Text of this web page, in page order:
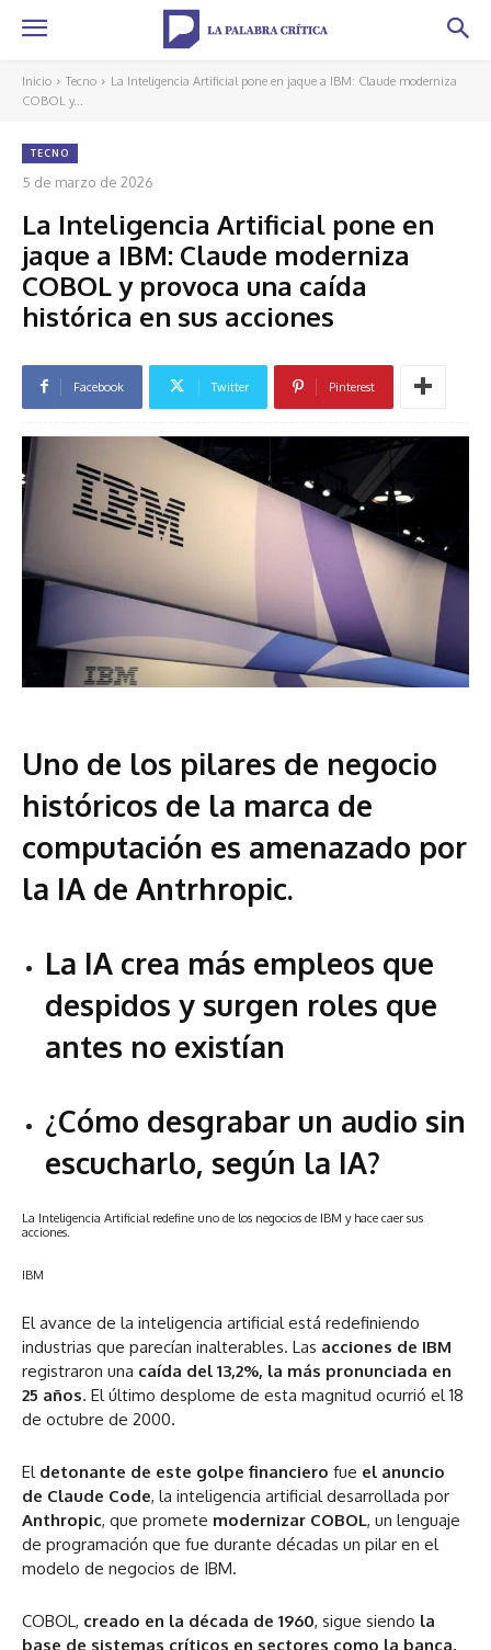
Inicio Tecno
La Inteligencia Artificial pone en jaque a IBM: Claude moderniza
COBOL y...
TECNO
5 de marzo de 2026
La Inteligencia Artificial pone en
jaque a IBM: Claude moderniza
COBOL y provoca una caída
histórica en sus acciones
Facebook Twitter Pinterest
Uno de los pilares de negocio
históricos de la marca de
computación es amenazado por
la IA de Antrhropic.
La IA crea más empleos que
despidos y surgen roles que
antes no existían
¿Cómo desgrabar un audio sin
escucharlo, según la IA?
La Inteligencia Artificial redefine uno de los negocios de IBM y hace caer sus
acciones.
IBM
El avance de la inteligencia artificial está redefiniendo
industrias que parecían inalterables. Las acciones de IBM
registraron una caída del 13,2%, la más pronunciada en
25 años. El último desplome de esta magnitud ocurrió el 18
de octubre de 2000.
El detonante de este golpe financiero fue el anuncio
de Claude Code, la inteligencia artificial desarrollada por
Anthropic, que promete modernizar COBOL, un lenguaje
de programación que fue durante décadas un pilar en el
modelo de negocios de IBM.
COBOL, creado en la década de 1960, sigue siendo la
base de sistemas críticos en sectores como la banca,